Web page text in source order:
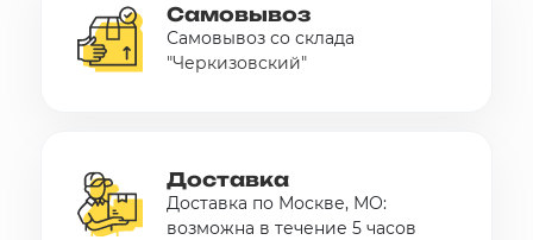
Самовывоз
Самовывоз со склада
"Черкизовский"
Доставка
Доставка по Москве, МО:
возможна в течение 5 часов